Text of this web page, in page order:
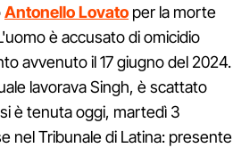
Antonello Lovato per la morte
è accusato di omicidio
avvenuto il 17 giugno del 2024.
lavorava Singh, è scattato
è tenuta oggi, martedì 3
nel Tribunale di Latina: presente